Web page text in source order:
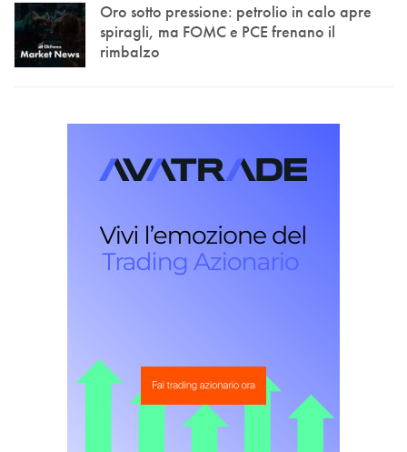
Oro sotto pressione: petrolio in calo apre
spiragli, ma FOMC e PCE frenano il
rimbalzo